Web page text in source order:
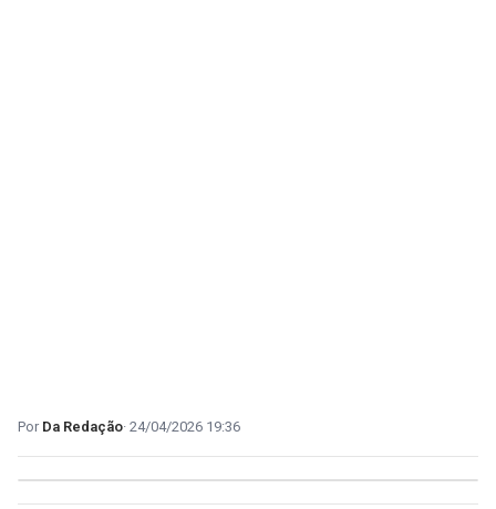
Da Redação 24/04/2026 19:36